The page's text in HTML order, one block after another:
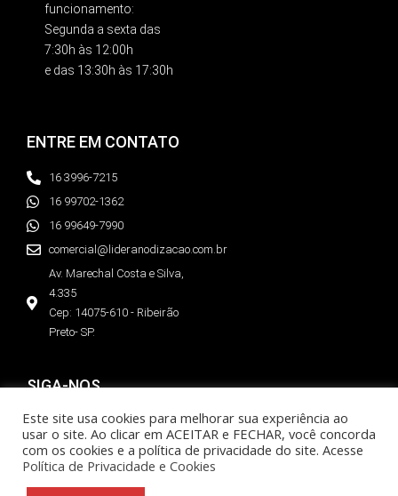
funcionamento:
Segunda a sexta das
7:30h às 12:00h
e das 13:30h às 17:30h
ENTRE EM CONTATO
16 3996-7215
16 99702-1362
16 99649-7990
comercial@lideranodizacao.com.br
Av. Marechal Costa e Silva,
4.335
Cep: 14075-610 - Ribeirão
Preto- SP.
SIGA-NOS
Instagram
© 2025 Líder Anodização e Pintura Eletrostática de Alumínios
Este site usa cookies para melhorar sua experiência ao
usar o site. Ao clicar em ACEITAR e FECHAR, você concorda
com os cookies e a política de privacidade do site. Acesse
Política de Privacidade e Cookies